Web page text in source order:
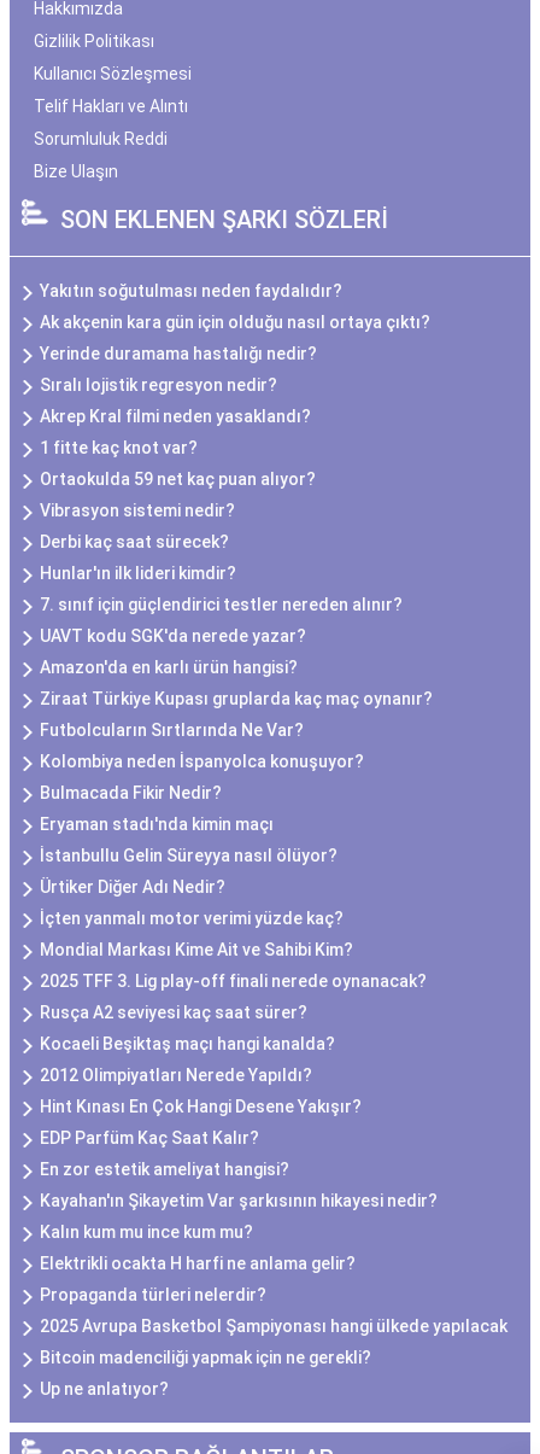
Hakkımızda
Gizlilik Politikası
Kullanıcı Sözleşmesi
Telif Hakları ve Alıntı
Sorumluluk Reddi
Bize Ulaşın
SON EKLENEN ŞARKI SÖZLERİ
Yakıtın soğutulması neden faydalıdır?
Ak akçenin kara gün için olduğu nasıl ortaya çıktı?
Yerinde duramama hastalığı nedir?
Sıralı lojistik regresyon nedir?
Akrep Kral filmi neden yasaklandı?
1 fitte kaç knot var?
Ortaokulda 59 net kaç puan alıyor?
Vibrasyon sistemi nedir?
Derbi kaç saat sürecek?
Hunlar'ın ilk lideri kimdir?
7. sınıf için güçlendirici testler nereden alınır?
UAVT kodu SGK'da nerede yazar?
Amazon'da en karlı ürün hangisi?
Ziraat Türkiye Kupası gruplarda kaç maç oynanır?
Futbolcuların Sırtlarında Ne Var?
Kolombiya neden İspanyolca konuşuyor?
Bulmacada Fikir Nedir?
Eryaman stadı'nda kimin maçı
İstanbullu Gelin Süreyya nasıl ölüyor?
Ürtiker Diğer Adı Nedir?
İçten yanmalı motor verimi yüzde kaç?
Mondial Markası Kime Ait ve Sahibi Kim?
2025 TFF 3. Lig play-off finali nerede oynanacak?
Rusça A2 seviyesi kaç saat sürer?
Kocaeli Beşiktaş maçı hangi kanalda?
2012 Olimpiyatları Nerede Yapıldı?
Hint Kınası En Çok Hangi Desene Yakışır?
EDP Parfüm Kaç Saat Kalır?
En zor estetik ameliyat hangisi?
Kayahan'ın Şikayetim Var şarkısının hikayesi nedir?
Kalın kum mu ince kum mu?
Elektrikli ocakta H harfi ne anlama gelir?
Propaganda türleri nelerdir?
2025 Avrupa Basketbol Şampiyonası hangi ülkede yapılacak
Bitcoin madenciliği yapmak için ne gerekli?
Up ne anlatıyor?